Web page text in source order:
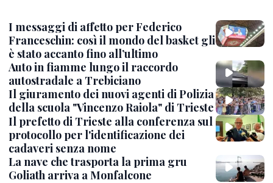
I messaggi di affetto per Federico
Franceschin: così il mondo del basket gli
è stato accanto fino all’ultimo
Auto in fiamme lungo il raccordo
autostradale a Trebiciano
Il giuramento dei nuovi agenti di Polizia
della scuola "Vincenzo Raiola" di Trieste
Il prefetto di Trieste alla conferenza sul
protocollo per l'identificazione dei
cadaveri senza nome
La nave che trasporta la prima gru
Goliath arriva a Monfalcone